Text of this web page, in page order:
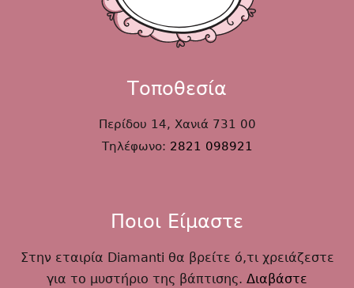
Τοποθεσία
Περίδου 14, Χανιά 731 00
Τηλέφωνο: 2821 098921
Ποιοι Είμαστε
Στην εταιρία Diamanti θα βρείτε ό,τι χρειάζεστε
για το μυστήριο της βάπτισης. Διαβάστε